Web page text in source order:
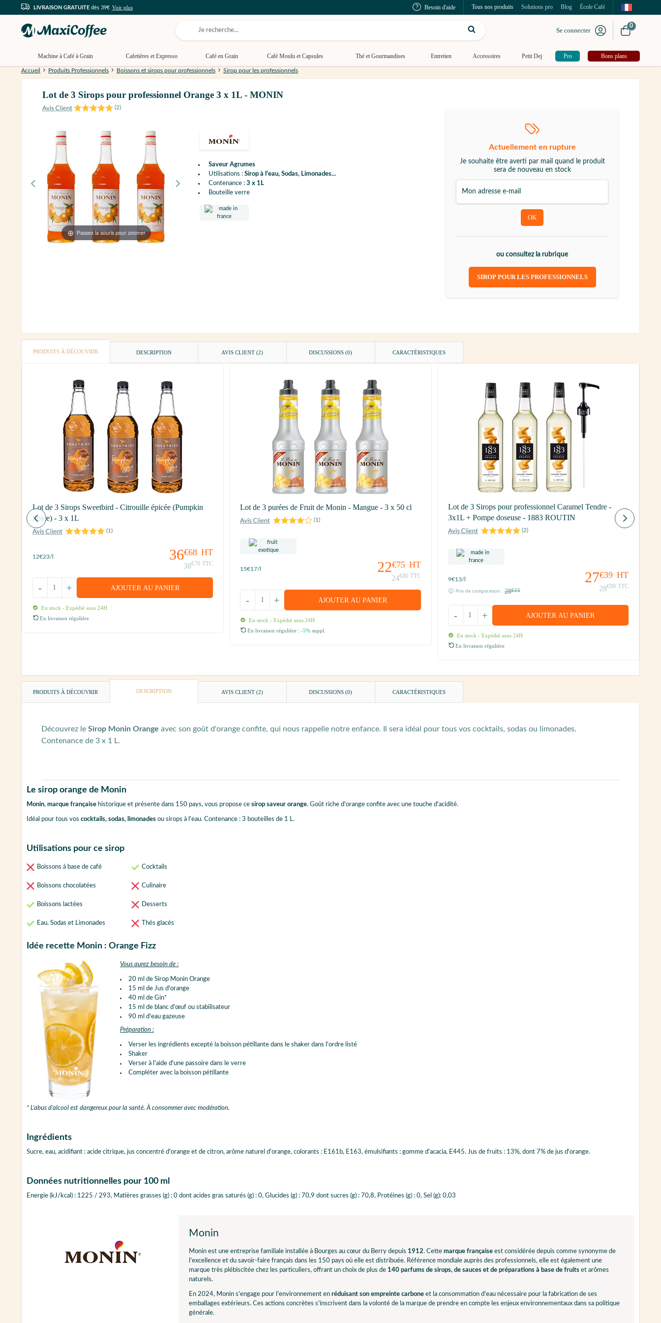
LIVRAISON GRATUITE dès 39€ Voir plus Besoin d'aide Tous nos produits Solutions pro Blog École Café
Se connecter
0
Machine à Café à Grain Cafetières et Expresso Café en Grain Café Moulu et Capsules Thé et Gourmandises Entretien Accessoires Petit Dej Pro Bons plans
Accueil Produits Professionnels Boissons et sirops pour professionnels Sirop pour les professionnels
Lot de 3 Sirops pour professionnel Orange 3 x 1L - MONIN
(2)
Passez la souris pour zoomer
Saveur Agrumes
Utilisations : Sirop à l'eau, Sodas, Limonades...
Contenance : 3 x 1L
Bouteille verre
Actuellement en rupture
Je souhaite être averti par mail quand le produit
sera de nouveau en stock
ou consultez la rubrique
SIROP POUR LES PROFESSIONNELS
PRODUITS À DÉCOUVRIR DESCRIPTION AVIS CLIENT(2) DISCUSSIONS (0) CARACTÉRISTIQUES
Lot de 3 Sirops Sweetbird - Citrouille épicée (Pumpkin
Spice) - 3 x 1L
(1)
36€68 HT
38€70 TTC
12€23/l
+
- AJOUTER AU PANIER
En stock - Expédié sous 24H
En livraison régulière
Lot de 3 purées de Fruit de Monin - Mangue - 3 x 50 cl
(1)
22€75 HT
24€00 TTC
15€17/l
+
- AJOUTER AU PANIER
En stock - Expédié sous 24H
En livraison régulière :-5% suppl.
Lot de 3 Sirops pour professionnel Caramel Tendre -
3x1L + Pompe doseuse - 1883 ROUTIN
(2)
27€39 HT
28€90 TTC
9€13/l
Prix de comparaison :28€15
+
- AJOUTER AU PANIER
En stock - Expédié sous 24H
En livraison régulière
PRODUITS À DÉCOUVRIR DESCRIPTION AVIS CLIENT(2) DISCUSSIONS (0) CARACTÉRISTIQUES
Découvrez le Sirop Monin Orange avec son goût d'orange confite, qui nous rappelle notre enfance. Il sera idéal pour tous vos cocktails, sodas ou limonades.
Contenance de 3 x 1 L.
Le sirop orange de Monin
Monin, marque française historique et présente dans 150 pays, vous propose ce sirop saveur orange. Goût riche d'orange confite avec une touche d'acidité.
Idéal pour tous vos cocktails, sodas, limonades ou sirops à l'eau. Contenance : 3 bouteilles de 1 L.
Utilisations pour ce sirop
Boissons à base de café
Boissons chocolatées
Boissons lactées
Eau, Sodas et Limonades
Cocktails
Culinaire
Desserts
Thés glacés
Idée recette Monin : Orange Fizz
Vous aurez besoin de :
20 ml de Sirop Monin Orange
15 ml de Jus d'orange
40 ml de Gin*
15 ml de blanc d'œuf ou stabilisateur
90 ml d'eau gazeuse
Préparation :
Verser les ingrédients excepté la boisson pétillante dans le shaker dans l'ordre listé
Shaker
Verser à l'aide d'une passoire dans le verre
Compléter avec la boisson pétillante
* L’abus d’alcool est dangereux pour la santé. À consommer avec modération.
Ingrédients
Sucre, eau, acidifiant : acide citrique, jus concentré d'orange et de citron, arôme naturel d'orange, colorants : E161b, E163, émulsifiants : gomme d'acacia, E445. Jus de fruits : 13%, dont 7% de jus d'orange.
Données nutritionnelles pour 100 ml
Energie (kJ/kcal) : 1225 / 293, Matières grasses (g) : 0 dont acides gras saturés (g) : 0, Glucides (g) : 70,9 dont sucres (g) : 70,8, Protéines (g) : 0, Sel (g): 0,03
Monin
Monin est une entreprise familiale installée à Bourges au cœur du Berry depuis 1912. Cette marque française est considérée depuis comme synonyme de
l'excellence et du savoir-faire français dans les 150 pays où elle est distribuée. Référence mondiale auprès des professionnels, elle est également une
marque très plébiscitée chez les particuliers, offrant un choix de plus de 140 parfums de sirops, de sauces et de préparations à base de fruits et arômes
naturels.
En 2024, Monin s'engage pour l'environnement en réduisant son empreinte carbone et la consommation d'eau nécessaire pour la fabrication de ses
emballages extérieurs. Ces actions concrètes s'inscrivent dans la volonté de la marque de prendre en compte les enjeux environnementaux dans sa politique
générale.